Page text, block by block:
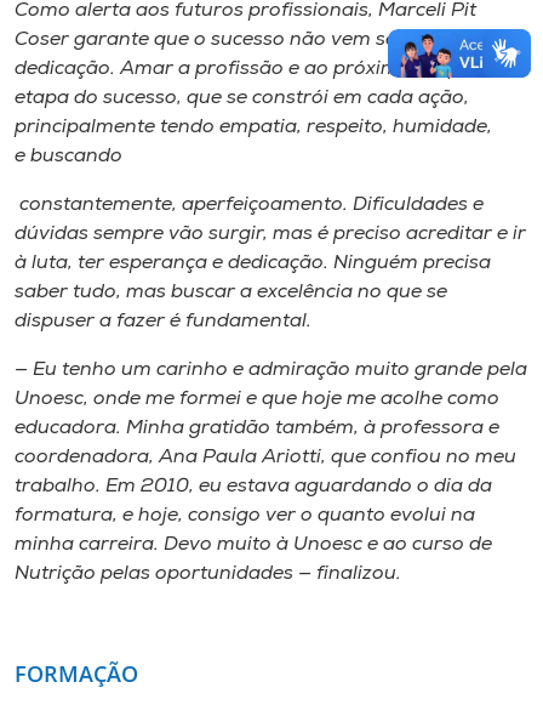
Como alerta aos futuros profissionais, Marceli Pit
Coser garante que o sucesso não vem sem esforço e
dedicação. Amar a profissão e ao próximo é a primeira
etapa do sucesso, que se constrói em cada ação,
principalmente tendo empatia, respeito, humidade,
e buscando
constantemente, aperfeiçoamento. Dificuldades e
dúvidas sempre vão surgir, mas é preciso acreditar e ir
à luta, ter esperança e dedicação. Ninguém precisa
saber tudo, mas buscar a excelência no que se
dispuser a fazer é fundamental.
— Eu tenho um carinho e admiração muito grande pela
Unoesc, onde me formei e que hoje me acolhe como
educadora. Minha gratidão também, à professora e
coordenadora, Ana Paula Ariotti, que confiou no meu
trabalho. Em 2010, eu estava aguardando o dia da
formatura, e hoje, consigo ver o quanto evolui na
minha carreira. Devo muito à Unoesc e ao curso de
Nutrição pelas oportunidades — finalizou.
FORMAÇÃO